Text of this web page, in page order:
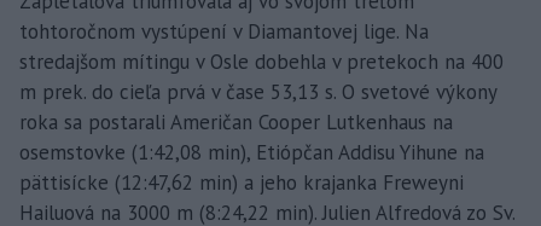
tohtoročnom vystúpení v Diamantovej lige. Na
stredajšom mítingu v Osle dobehla v pretekoch na 400
m prek. do cieľa prvá v čase 53,13 s. O svetové výkony
roka sa postarali Američan Cooper Lutkenhaus na
osemstovke (1:42,08 min), Etiópčan Addisu Yihune na
pättisícke (12:47,62 min) a jeho krajanka Freweyni
Hailuová na 3000 m (8:24,22 min). Julien Alfredová zo Sv.